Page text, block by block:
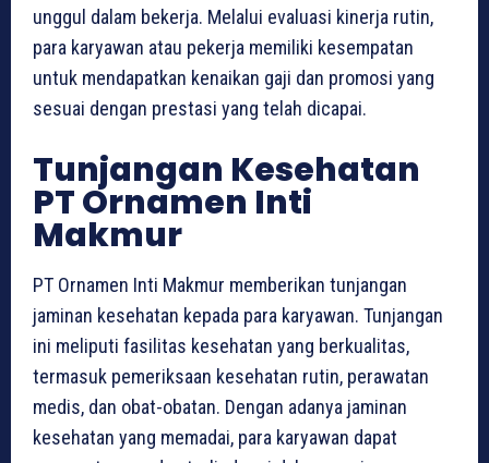
unggul dalam bekerja. Melalui evaluasi kinerja rutin,
para karyawan atau pekerja memiliki kesempatan
untuk mendapatkan kenaikan gaji dan promosi yang
sesuai dengan prestasi yang telah dicapai.
Tunjangan Kesehatan
PT Ornamen Inti
Makmur
PT Ornamen Inti Makmur memberikan tunjangan
jaminan kesehatan kepada para karyawan. Tunjangan
ini meliputi fasilitas kesehatan yang berkualitas,
termasuk pemeriksaan kesehatan rutin, perawatan
medis, dan obat-obatan. Dengan adanya jaminan
kesehatan yang memadai, para karyawan dapat